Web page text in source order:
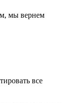
мы вернем
все